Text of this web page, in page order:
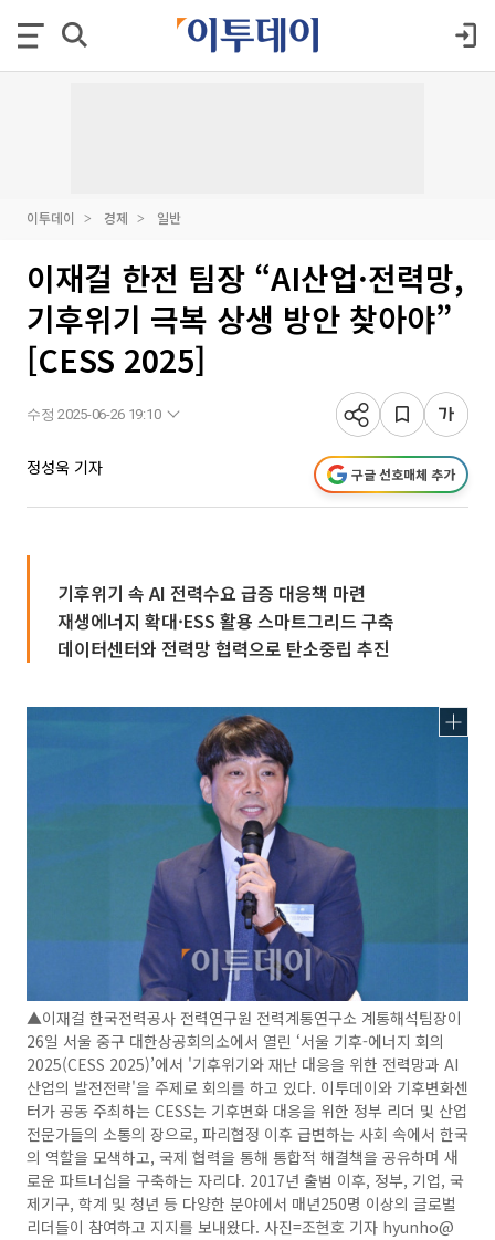
이투데이 경제 일반
이재걸 한전 팀장 “AI산업·전력망,
기후위기 극복 상생 방안 찾아야”
[CESS 2025]
수정 2025-06-26 19:10
정성욱 기자 구글 선호매체 추가
기후위기 속 AI 전력수요 급증 대응책 마련
재생에너지 확대·ESS 활용 스마트그리드 구축
데이터센터와 전력망 협력으로 탄소중립 추진
▲이재걸 한국전력공사 전력연구원 전력계통연구소 계통해석팀장이
26일 서울 중구 대한상공회의소에서 열린 ‘서울 기후-에너지 회의
2025(CESS 2025)’에서 '기후위기와 재난 대응을 위한 전력망과 AI
산업의 발전전략'을 주제로 회의를 하고 있다. 이투데이와 기후변화센
터가 공동 주최하는 CESS는 기후변화 대응을 위한 정부 리더 및 산업
전문가들의 소통의 장으로, 파리협정 이후 급변하는 사회 속에서 한국
의 역할을 모색하고, 국제 협력을 통해 통합적 해결책을 공유하며 새
로운 파트너십을 구축하는 자리다. 2017년 출범 이후, 정부, 기업, 국
제기구, 학계 및 청년 등 다양한 분야에서 매년250명 이상의 글로벌
리더들이 참여하고 지지를 보내왔다. 사진=조현호 기자 hyunho@